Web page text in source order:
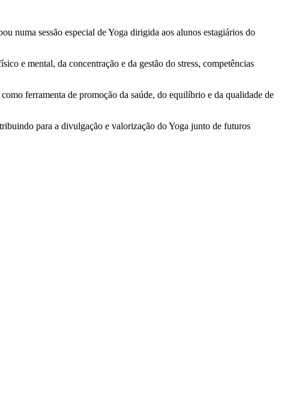
numa sessão especial de Yoga dirigida aos alunos estagiários do
e mental, da concentração e da gestão do stress, competências
ferramenta de promoção da saúde, do equilíbrio e da qualidade de
para a divulgação e valorização do Yoga junto de futuros